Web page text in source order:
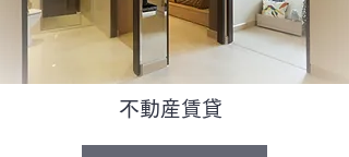
不動産賃貸